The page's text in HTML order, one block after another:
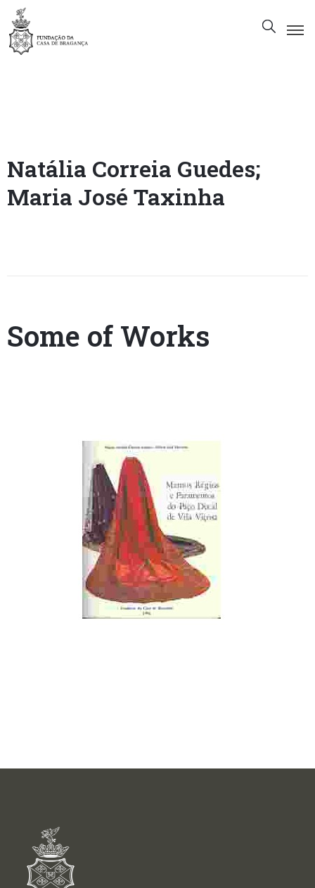
Biblioteca
Galeria
fcbraganca@fcbraganca.pt
Natália Correia Guedes;
Maria José Taxinha
Some of Works